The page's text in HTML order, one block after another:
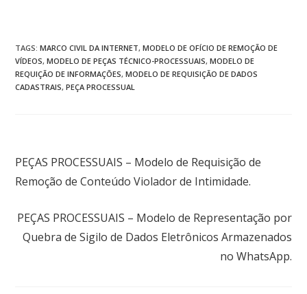
TAGS:MARCO CIVIL DA INTERNET, MODELO DE OFÍCIO DE REMOÇÃO DE
VÍDEOS, MODELO DE PEÇAS TÉCNICO-PROCESSUAIS, MODELO DE
REQUIÇÃO DE INFORMAÇÕES, MODELO DE REQUISIÇÃO DE DADOS
CADASTRAIS, PEÇA PROCESSUAL
PEÇAS PROCESSUAIS – Modelo de Requisição de
Remoção de Conteúdo Violador de Intimidade.
PEÇAS PROCESSUAIS – Modelo de Representação por
Quebra de Sigilo de Dados Eletrônicos Armazenados
no WhatsApp.